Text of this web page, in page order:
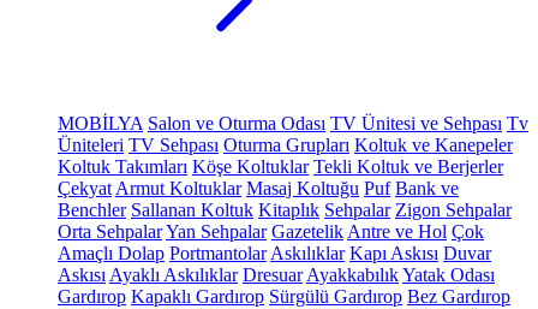
MOBİLYA Salon ve Oturma Odası TV Ünitesi ve Sehpası Tv
Üniteleri TV Sehpası Oturma Grupları Koltuk ve Kanepeler
Koltuk Takımları Köşe Koltuklar Tekli Koltuk ve Berjerler
Çekyat Armut Koltuklar Masaj Koltuğu Puf Bank ve
Benchler Sallanan Koltuk Kitaplık Sehpalar Zigon Sehpalar
Orta SehpalarYan Sehpalar Gazetelik Antre ve Hol Çok
Amaçlı Dolap Portmantolar Askılıklar Kapı Askısı Duvar
Askısı Ayaklı Askılıklar Dresuar AyakkabılıkYatak Odası
Gardırop Kapaklı Gardırop Sürgülü Gardırop Bez Gardırop